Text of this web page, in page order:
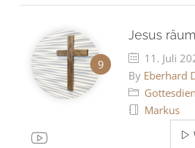
Jesus
11. Juli
By Eberhard
Markus